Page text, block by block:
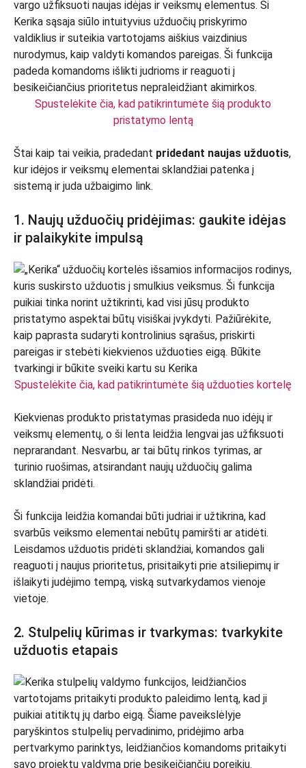
Spustelėkite čia, kad patikrintumėte šią produkto
pristatymo lentą
Štai kaip tai veikia, pradedant pridedant naujas užduotis,
kur idėjos ir veiksmų elementai sklandžiai patenka į
sistemą ir juda užbaigimo link.
1. Naujų užduočių pridėjimas: gaukite idėjas
ir palaikykite impulsą
Spustelėkite čia, kad patikrintumėte šią užduoties kortelę
Kiekvienas produkto pristatymas prasideda nuo idėjų ir
veiksmų elementų, o ši lenta leidžia lengvai jas užfiksuoti
neprarandant. Nesvarbu, ar tai būtų rinkos tyrimas, ar
turinio ruošimas, atsirandant naujų užduočių galima
sklandžiai pridėti.
Ši funkcija leidžia komandai būti judriai ir užtikrina, kad
svarbūs veiksmo elementai nebūtų pamiršti ar atidėti.
Leisdamos užduotis pridėti sklandžiai, komandos gali
reaguoti į naujus prioritetus, prisitaikyti prie atsiliepimų ir
išlaikyti judėjimo tempą, viską sutvarkydamos vienoje
vietoje.
2. Stulpelių kūrimas ir tvarkymas: tvarkykite
užduotis etapais